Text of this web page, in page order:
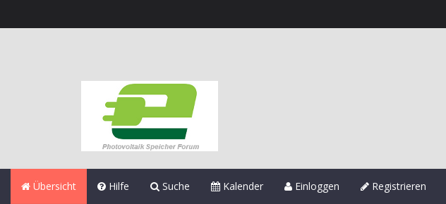
Übersicht Hilfe Suche Kalender Einloggen Registrieren